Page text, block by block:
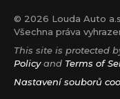
© 2026 Louda Auto
Všechna práva
This site is protected
Policyand Terms of
Nastavení souborů